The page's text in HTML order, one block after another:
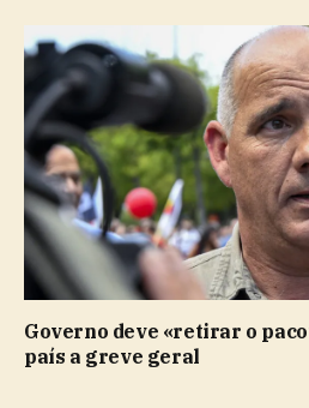
Governo deve «retirar o
país a greve geral